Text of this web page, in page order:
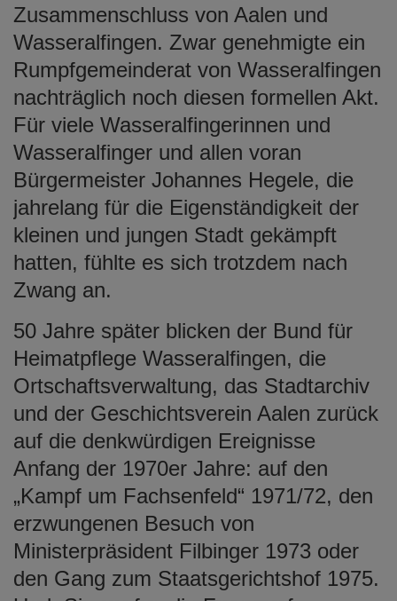
Zusammenschluss von Aalen und
Wasseralfingen. Zwar genehmigte ein
Rumpfgemeinderat von Wasseralfingen
nachträglich noch diesen formellen Akt.
Für viele Wasseralfingerinnen und
Wasseralfinger und allen voran
Bürgermeister Johannes Hegele, die
jahrelang für die Eigenständigkeit der
kleinen und jungen Stadt gekämpft
hatten, fühlte es sich trotzdem nach
Zwang an.
50 Jahre später blicken der Bund für
Heimatpflege Wasseralfingen, die
Ortschaftsverwaltung, das Stadtarchiv
und der Geschichtsverein Aalen zurück
auf die denkwürdigen Ereignisse
Anfang der 1970er Jahre: auf den
„Kampf um Fachsenfeld“ 1971/72, den
erzwungenen Besuch von
Ministerpräsident Filbinger 1973 oder
den Gang zum Staatsgerichtshof 1975.